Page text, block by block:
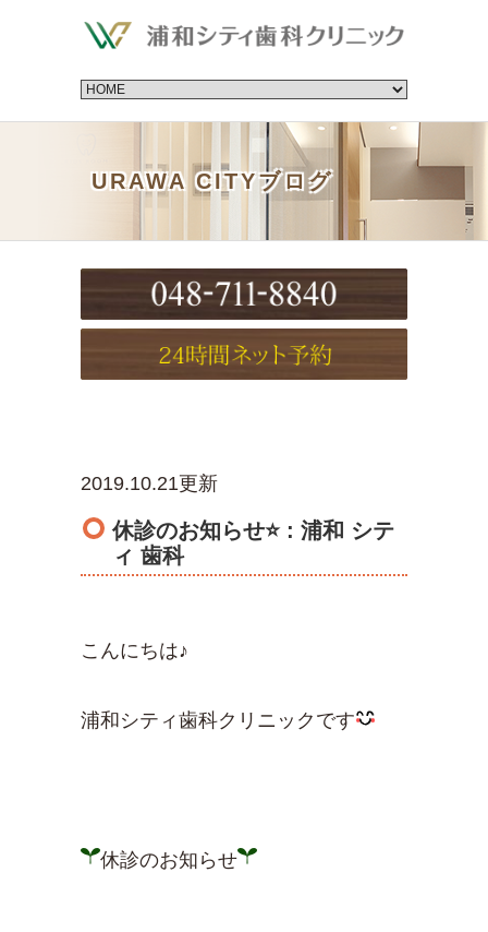
URAWA CITYブログ
2019.10.21更新
休診のお知らせ⭐️ : 浦和 シテ
ィ 歯科
こんにちは♪
浦和シティ歯科クリニックです
休診のお知らせ